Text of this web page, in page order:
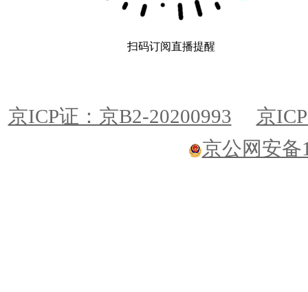
扫码订阅直播提醒
京ICP证：京B2-20200993
京
京公网安备